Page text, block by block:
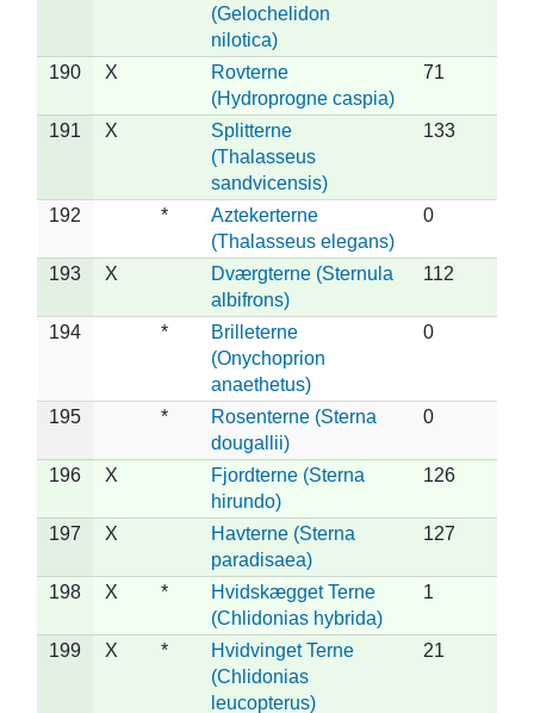
(Gelochelidon
nilotica)
190
X
Rovterne
(Hydroprogne caspia)
71
191 X
Splitterne
(Thalasseus
sandvicensis)
133
192 *
Aztekerterne
(Thalasseus elegans)
0
193 X
Dværgterne (Sternula
albifrons)
112
194 *
Brilleterne
(Onychoprion
anaethetus)
0
195 *
Rosenterne (Sterna
dougallii)
0
196 X
Fjordterne (Sterna
hirundo)
126
197 X
Havterne (Sterna
paradisaea)
127
198 X *
Hvidskægget Terne
(Chlidonias hybrida)
1
199 X *
Hvidvinget Terne
(Chlidonias
leucopterus)
21